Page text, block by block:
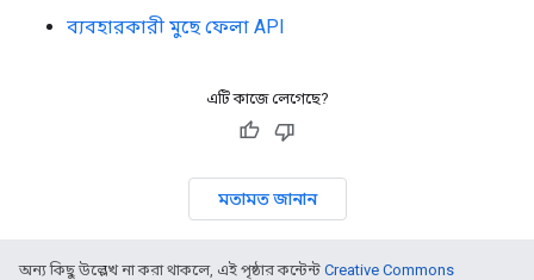
ব্যবহারকারী মুছে ফেলা API
এটি কাজে লেগেছে?
মতামত জানান
অন্য কিছু উল্লেখ না করা থাকলে, এই পৃষ্ঠার কন্টেন্ট Creative Commons